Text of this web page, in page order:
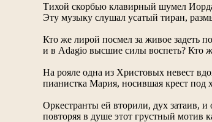
Тихой скорбью клавирный шумел
Эту музыку слушал усатый тиран,
Кто же лирой посмел за живое задеть
и в Adagio высшие силы воспеть? Кто
На рояле одна из Христовых невест
пианистка Мария, носившая крест под
Оркестранты ей вторили, дух затаив, и
повторяя в душе этот грустный мотив